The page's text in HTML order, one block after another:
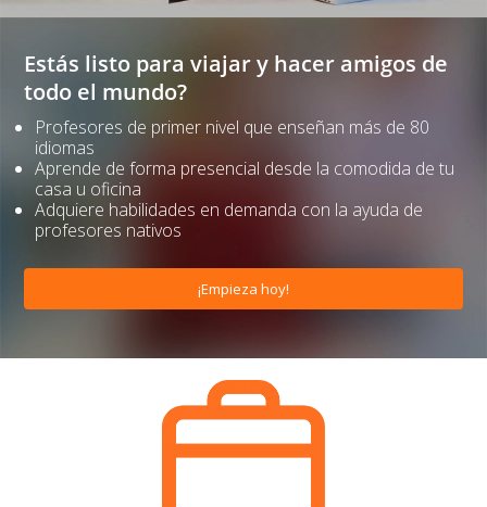
Estás listo para viajar y hacer amigos de
todo el mundo?
Profesores de primer nivel que enseñan más de 80
idiomas
Aprende de forma presencial desde la comodida de tu
casa u oficina
Adquiere habilidades en demanda con la ayuda de
profesores nativos
¡Empieza hoy!